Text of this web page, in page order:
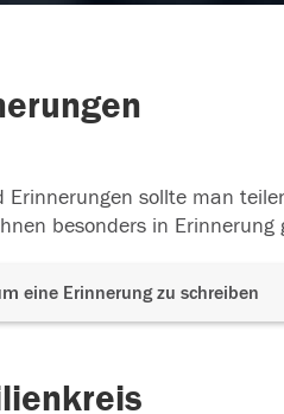
Erinnerungen sollte man
besonders in Erinnerung
eine Erinnerung zu schreiben